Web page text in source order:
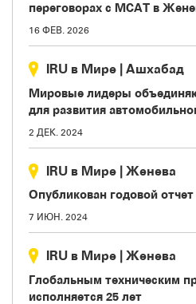
переговорах с МСАТ в
16 ФЕВ. 2026
IRU в Мире | Aшхабад
Мировые лидеры
для развития
2 ДЕК. 2024
IRU в Мире | Женева
Опубликован годовой отчет
7 ИЮН. 2024
IRU в Мире | Женева
Глобальным техническим
исполняется 25 лет